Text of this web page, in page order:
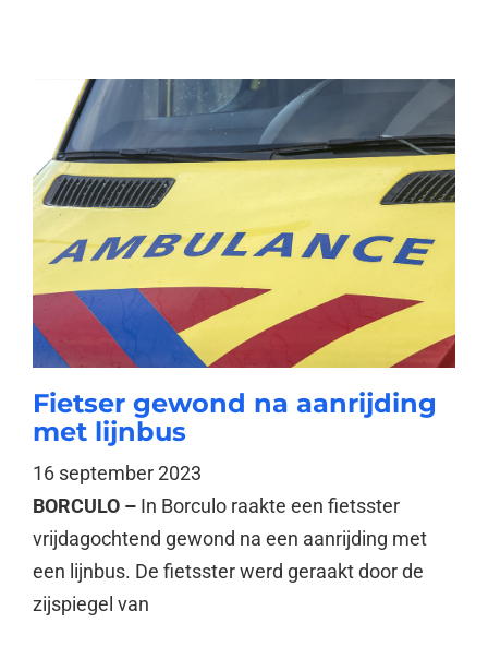
Fietser gewond na aanrijding
met lijnbus
16 september 2023
BORCULO – In Borculo raakte een fietsster
vrijdagochtend gewond na een aanrijding met
een lijnbus. De fietsster werd geraakt door de
zijspiegel van